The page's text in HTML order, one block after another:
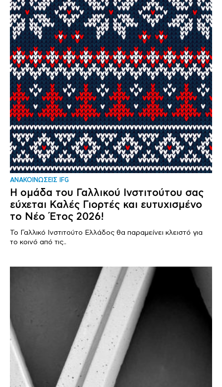
ΑΝΑΚΟΙΝΩΣΕΙΣ IFG
Η ομάδα του Γαλλικού Ινστιτούτου σας
εύχεται Καλές Γιορτές και ευτυχισμένο
το Νέο Έτος 2026!
Το Γαλλικό Ινστιτούτο Ελλάδος θα παραμείνει κλειστό για
το κοινό από τις..